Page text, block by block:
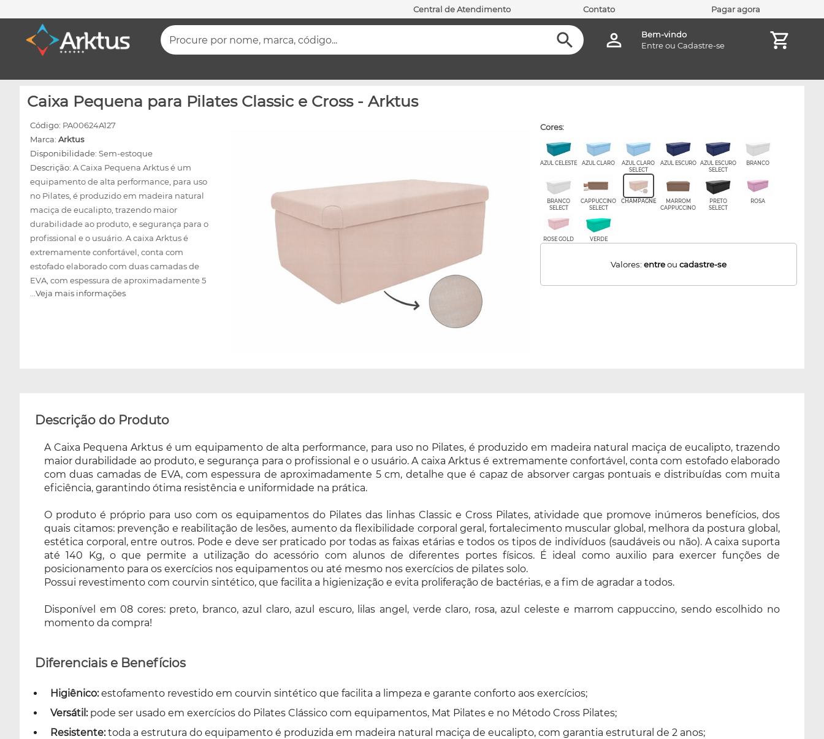
Central de Atendimento Contato Pagar agora
Procure por nome, marca, código...
Bem-vindo
Entreou Cadastre-se
Caixa Pequena para Pilates Classic e Cross - Arktus
Código: PA00624A127
Marca: Arktus
Disponibilidade: Sem-estoque
Descrição: A Caixa Pequena Arktus é um
equipamento de alta performance, para uso
no Pilates, é produzido em madeira natural
maciça de eucalipto, trazendo maior
durabilidade ao produto, e segurança para o
profissional e o usuário. A caixa Arktus é
extremamente confortável, conta com
estofado elaborado com duas camadas de
EVA, com espessura de aproximadamente 5
cm, detalhe que é capaz de absorver cargas
muscular global, melhora da postura global,
praticado por todas as faixas etárias e todos os
tipos de indivíduos (saudáveis ou não). A caixa
suporta até 140 Kg, o que permite a utilização
do acessório com alunos de diferentes portes
funções de posicionamento para os exercícios
nos equipamentos ou até mesmo nos
exercícios de pilates solo. Possui revestimento
com courvin sintético, que facilita a
higienização e evita proliferação de bactérias,
cores: preto, branco, azul claro, azul escuro,
lilas angel, verde claro, rosa, azul celeste e
...Veja mais informações
cores:
AZUL CELESTE AZUL CLARO
AZUL CLARO
SELECT
AZUL ESCURO
AZUL ESCURO
SELECT
BRANCO
BRANCO
SELECT
CAPPUCCINO
SELECT
CHAMPAGNE
MARROM
CAPPUCCINO
PRETO
SELECT
ROSA
ROSE GOLD VERDE
Valores:entreoucadastre-se
Descrição do Produto
A Caixa Pequena Arktus é um equipamento de alta performance, para uso no Pilates, é produzido em madeira natural maciça de eucalipto, trazendo
maior durabilidade ao produto, e segurança para o profissional e o usuário. A caixa Arktus é extremamente confortável, conta com estofado elaborado
com duas camadas de EVA, com espessura de aproximadamente 5 cm, detalhe que é capaz de absorver cargas pontuais e distribuídas com muita
eficiência, garantindo ótima resistência e uniformidade na prática.
O produto é próprio para uso com os equipamentos do Pilates das linhas Classic e Cross Pilates, atividade que promove inúmeros benefícios, dos
quais citamos: prevenção e reabilitação de lesões, aumento da flexibilidade corporal geral, fortalecimento muscular global, melhora da postura global,
estética corporal, entre outros. Pode e deve ser praticado por todas as faixas etárias e todos os tipos de indivíduos (saudáveis ou não). A caixa suporta
até 140 Kg, o que permite a utilização do acessório com alunos de diferentes portes físicos. É ideal como auxilio para exercer funções de
posicionamento para os exercícios nos equipamentos ou até mesmo nos exercícios de pilates solo.
Possui revestimento com courvin sintético, que facilita a higienização e evita proliferação de bactérias, e a fim de agradar a todos.
Disponível em 08 cores: preto, branco, azul claro, azul escuro, lilas angel, verde claro, rosa, azul celeste e marrom cappuccino, sendo escolhido no
momento da compra!
Diferenciais e Benefícios
Higiênico:estofamento revestido em courvin sintético que facilita a limpeza e garante conforto aos exercícios;
Versátil: pode ser usado em exercícios do Pilates Clássico com equipamentos, Mat Pilates e no Método Cross Pilates;
Resistente:toda a estrutura do equipamento é produzida em madeira natural maciça de eucalipto, com garantia estrutural de 2 anos;